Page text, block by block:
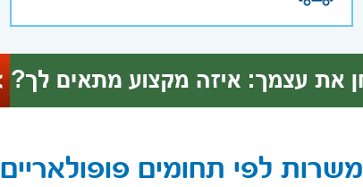
משרות לפי תחומים פופולאריים